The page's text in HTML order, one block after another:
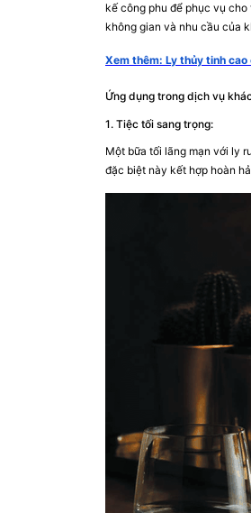
kế công phu để phục vụ
không gian và nhu cầu của
Xem thêm: Ly thủy tinh
Ứng dụng trong dịch vụ
1. Tiệc tối sang trọng:
Một bữa tối lãng mạn với ly
đặc biệt này kết hợp hoàn